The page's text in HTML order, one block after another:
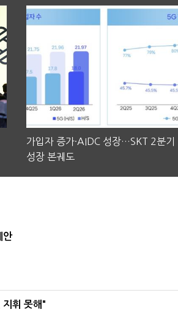
가입자 증가·AIDC 성장…SKT 2분기
성장 본궤도
안
휘 못해"